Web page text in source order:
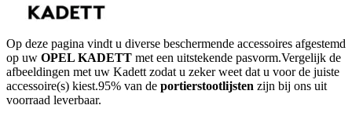
Op deze pagina vindt u diverse beschermende accessoires afgestemd
op uw OPEL KADETT met een uitstekende pasvorm.Vergelijk de
afbeeldingen met uw Kadett zodat u zeker weet dat u voor de juiste
accessoire(s) kiest.95% van de portierstootlijsten zijn bij ons uit
voorraad leverbaar.